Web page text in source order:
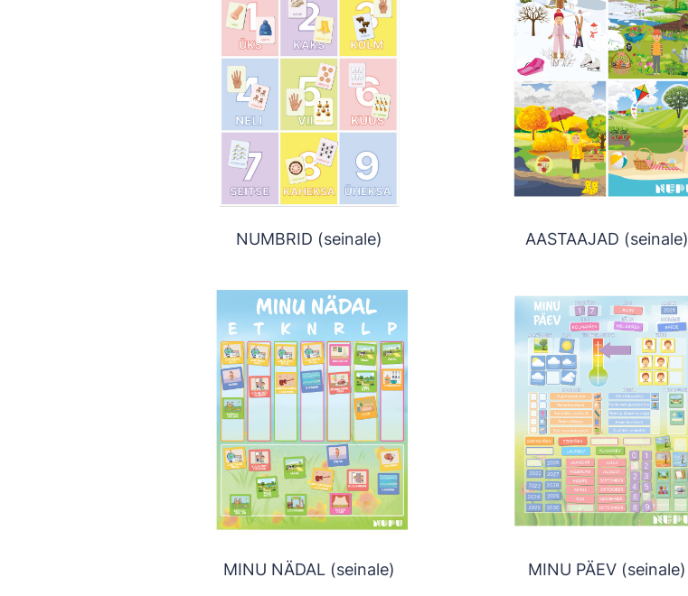
NUMBRID (seinale) AASTAAJAD (seinale)
MINU NÄDAL (seinale) MINU PÄEV (seinale)